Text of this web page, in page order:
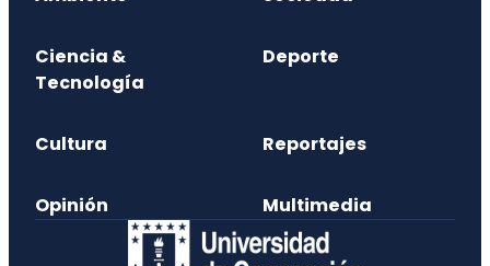
Ciencia &
Tecnología
Deporte
Cultura Reportajes
Opinión Multimedia